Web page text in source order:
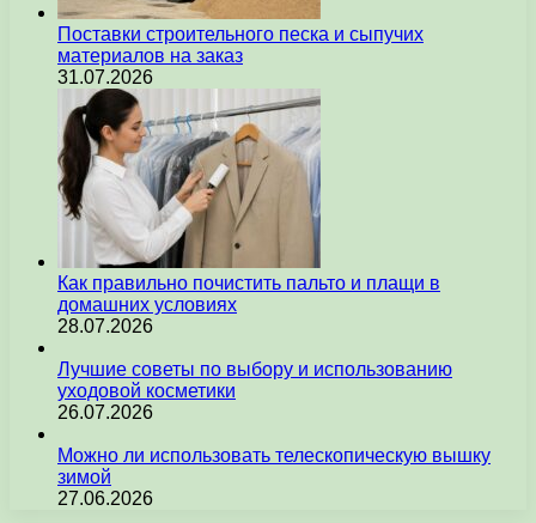
Поставки строительного песка и сыпучих
материалов на заказ
31.07.2026
Как правильно почистить пальто и плащи в
домашних условиях
28.07.2026
Лучшие советы по выбору и использованию
уходовой косметики
26.07.2026
Можно ли использовать телескопическую вышку
зимой
27.06.2026